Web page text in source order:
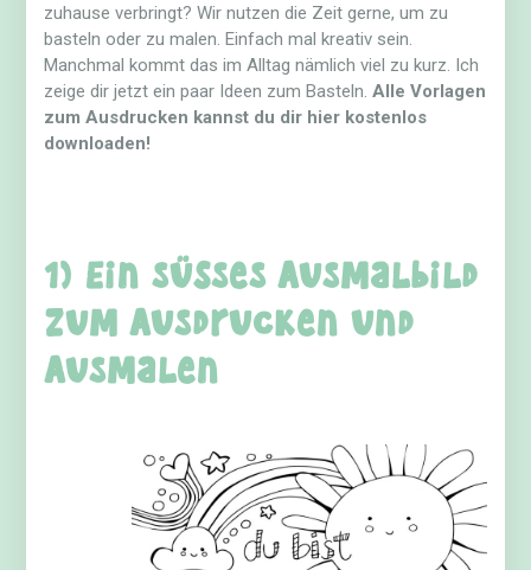
zuhause verbringt? Wir nutzen die Zeit gerne, um zu
basteln oder zu malen. Einfach mal kreativ sein.
Manchmal kommt das im Alltag nämlich viel zu kurz. Ich
zeige dir jetzt ein paar Ideen zum Basteln.Alle Vorlagen
zum Ausdrucken kannst du dir hier kostenlos
downloaden!
1) Ein süßes Ausmalbild
zum Ausdrucken und
Ausmalen